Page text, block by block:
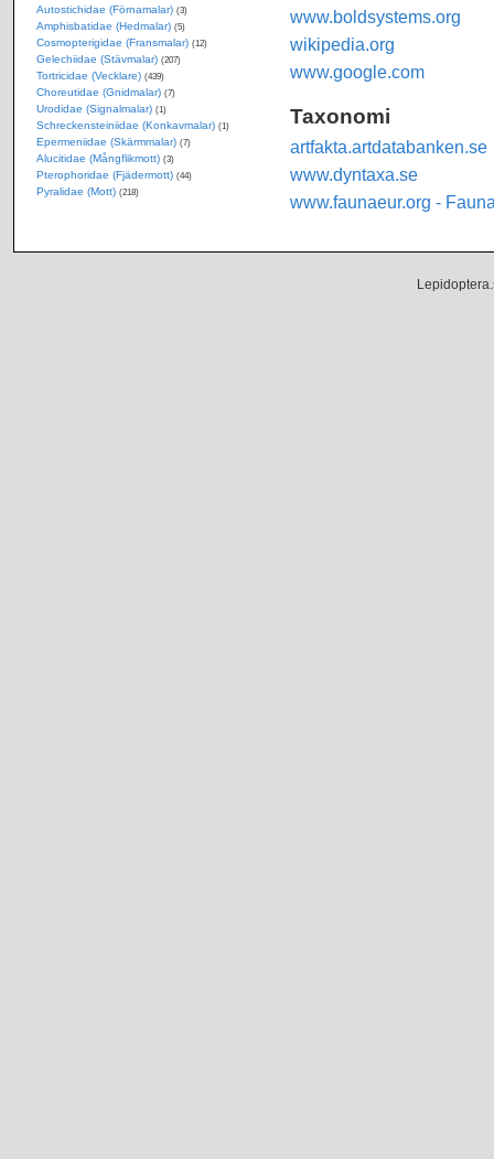
www.boldsystems.org
wikipedia.org
www.google.com
Taxonomi
artfakta.artdatabanken.se
www.dyntaxa.se
www.faunaeur.org -
Autostichidae (Förnamalar) (3)
Amphisbatidae (Hedmalar) (5)
Cosmopterigidae (Fransmalar) (12)
Gelechiidae (Stävmalar) (207)
Tortricidae (Vecklare) (439)
Choreutidae (Gnidmalar) (7)
Urodidae (Signalmalar) (1)
Schreckensteiniidae (Konkavmalar) (1)
Epermeniidae (Skärmmalar) (7)
Alucitidae (Mångflikmott) (3)
Pterophoridae (Fjädermott) (44)
Pyralidae (Mott) (218)